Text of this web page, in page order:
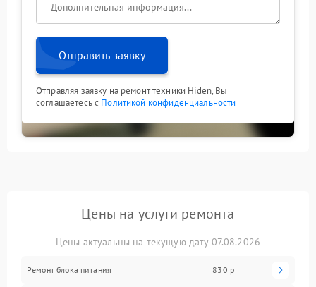
Отправить заявку
Отправляя заявку на ремонт техники Hiden, Вы
соглашаетесь с Политикой конфиденциальности
Цены на услуги ремонта
Цены актуальны на текущую дату 07.08.2026
Ремонт блока питания 830 р